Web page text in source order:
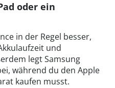
oder ein
in der Regel besser,
und
legt Samsung
während du den Apple
kaufen musst.